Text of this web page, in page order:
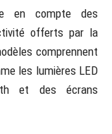
en compte des
offerts par la
comprennent
les lumières LED
et des écrans